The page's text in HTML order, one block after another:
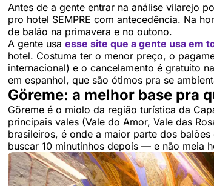
Antes de a gente entrar na análise vilarejo
pro hotel SEMPRE com antecedência. Na
de balão na primavera e no outono.
A gente usa esse site que a gente usa em
hotel. Costuma ter o menor preço, o
internacional) e o cancelamento é gratuito
em espanhol, que são ótimos pra se
Göreme: a melhor base pra
Göreme é o miolo da região turística da
principais vales (Vale do Amor, Vale das
brasileiros, é onde a maior parte dos
buscar 10 minutinhos depois — e não meia